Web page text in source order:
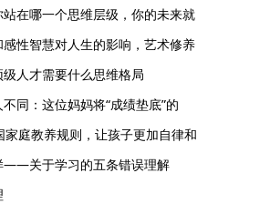
在哪一个思维层级，你的未来就
性智慧对人生的影响，艺术修养
人才需要什么思维格局
同：这位妈妈将“成绩垫底”的
庭教养规则，让孩子更加自律和
——关于学习的五条错误理解